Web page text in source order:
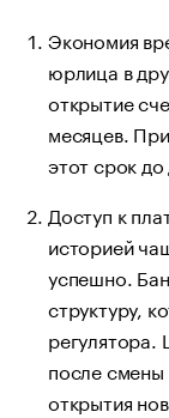
Экономия
юрлица в
открытие
месяцев.
этот срок до
Доступ к
историей
успешно.
структуру,
регулятора.
после
открытия